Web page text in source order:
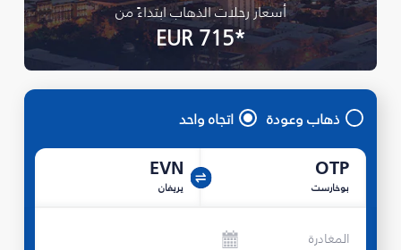
أسعار رحلات الذهاب ابتداءً من
*EUR 715
ذهاب وعودة اتجاه واحد
OTP
بوخارست
EVN
يريفان
المغادرة